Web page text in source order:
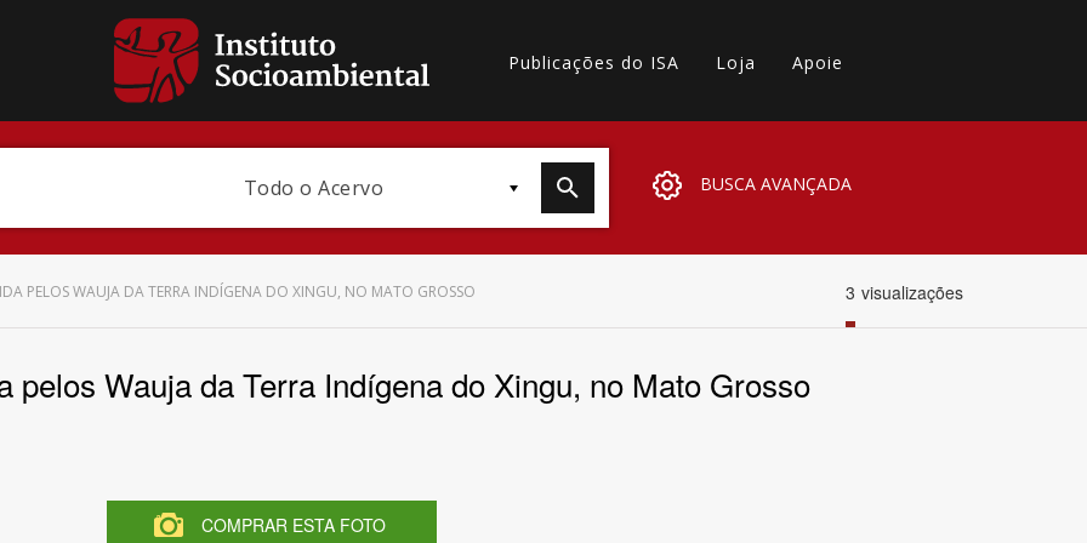
Publicações do ISA Loja Apoie
Todo o Acervo BUSCA AVANÇADA
Bioma / Bacia
Subtema
PELOS WAUJA DA TERRA INDÍGENA DO XINGU, NO MATO GROSSO 3 visualizações
pelos Wauja da Terra Indígena do Xingu, no Mato Grosso
COMPRAR ESTA FOTO